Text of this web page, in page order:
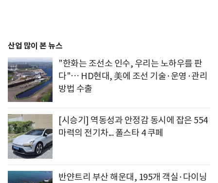
산업 많이 본 뉴스
"한화는 조선소 인수, 우리는 노하우를 판
다"… HD현대, 美에 조선 기술·운영·관리
방법 수출
[시승기] 역동성과 안정감 동시에 잡은 554
마력의 전기차... 폴스타 4 쿠페
반얀트리 부산 해운대, 195개 객실·다이닝